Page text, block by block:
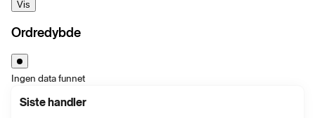
Vis
Ordredybde
Ingen data funnet
Siste handler